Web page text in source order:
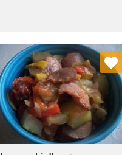
Dodaj do ulubionych
Wybierz listę: